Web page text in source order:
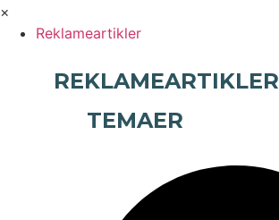
×
Reklameartikler
REKLAMEARTIKLER
TEMAER